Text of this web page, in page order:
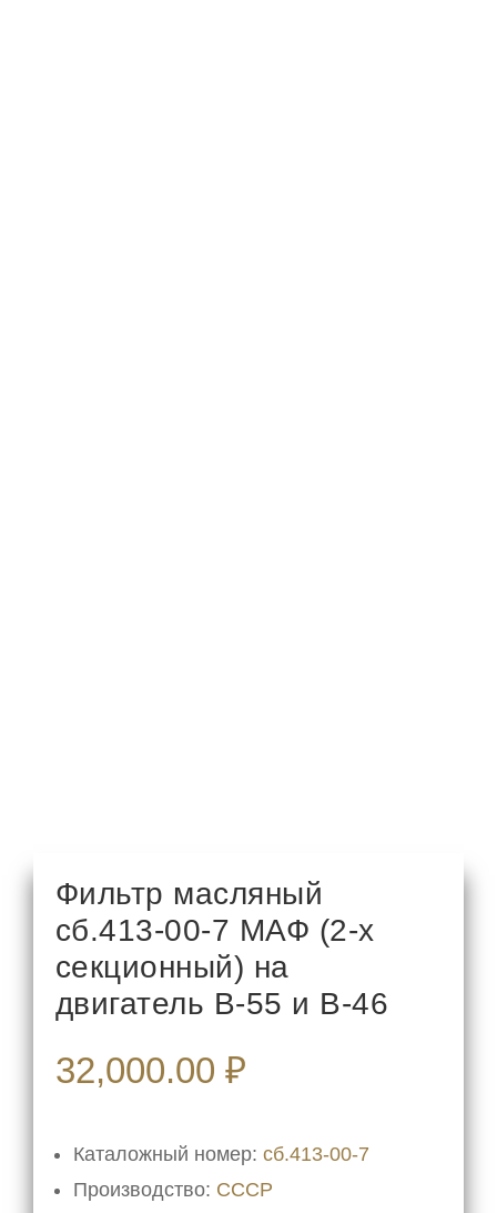
Фильтр масляный
сб.413-00-7 МАФ (2-х
секционный) на
двигатель В-55 и В-46
32,000.00 ₽
Каталожный номер: сб.413-00-7
Производство: СССР